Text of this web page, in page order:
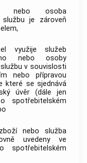
nebo osoba
službu je zároveň
,
využije služeb
nebo osoby
v souvislosti
nebo přípravou
které se sjednává
úvěr (dále jen
o spotřebitelském
nebo služba
uvedeny ve
o spotřebitelském